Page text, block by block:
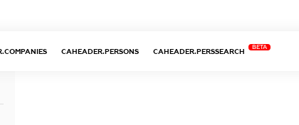
CAHEADER.PERSONS CAHEADER.PERSSEARCH
BETA